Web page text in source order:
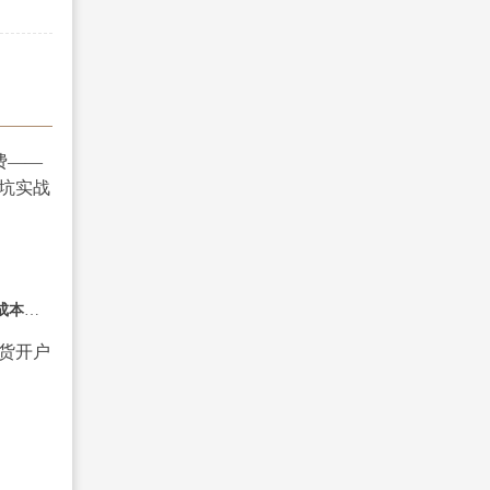
期货手续费——2026年成本结构与避坑实战